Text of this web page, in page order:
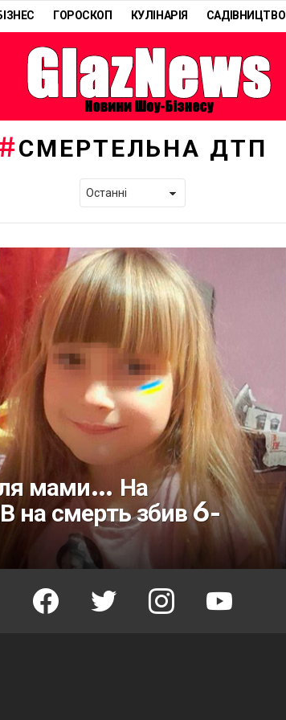
ГОРОСКОП КУЛІНАРІЯ САДІВНИЦТВО
СМЕРТЕЛЬНА ДТП
мами… На
на смерть збив 6-
facebook twitter instagram youtube